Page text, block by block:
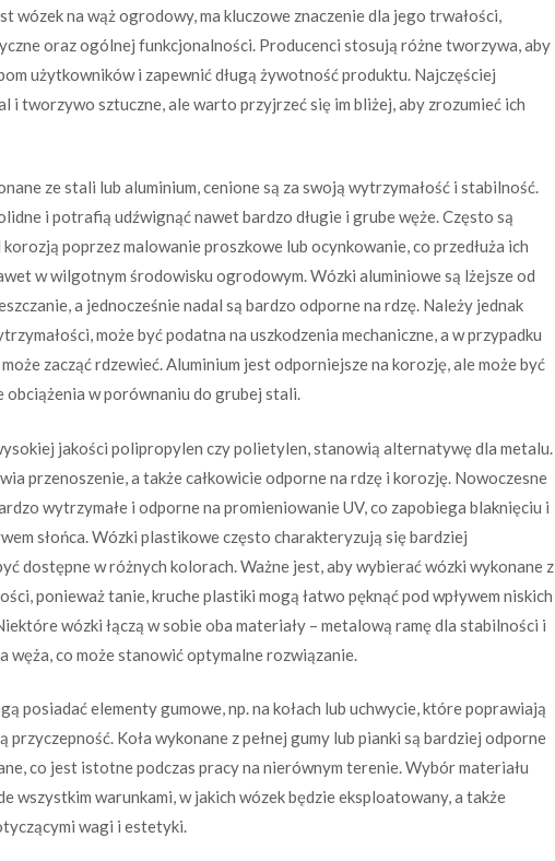
wózek na wąż ogrodowy, ma kluczowe znaczenie dla jego trwałości,
oraz ogólnej funkcjonalności. Producenci stosują różne tworzywa, aby
użytkowników i zapewnić długą żywotność produktu. Najczęściej
i tworzywo sztuczne, ale warto przyjrzeć się im bliżej, aby zrozumieć ich
ze stali lub aluminium, cenione są za swoją wytrzymałość i stabilność.
i potrafią udźwignąć nawet bardzo długie i grube węże. Często są
poprzez malowanie proszkowe lub ocynkowanie, co przedłuża ich
w wilgotnym środowisku ogrodowym. Wózki aluminiowe są lżejsze od
a jednocześnie nadal są bardzo odporne na rdzę. Należy jednak
może być podatna na uszkodzenia mechaniczne, a w przypadku
zacząć rdzewieć. Aluminium jest odporniejsze na korozję, ale może być
obciążenia w porównaniu do grubej stali.
jakości polipropylen czy polietylen, stanowią alternatywę dla metalu.
przenoszenie, a także całkowicie odporne na rdzę i korozję. Nowoczesne
wytrzymałe i odporne na promieniowanie UV, co zapobiega blaknięciu i
słońca. Wózki plastikowe często charakteryzują się bardziej
dostępne w różnych kolorach. Ważne jest, aby wybierać wózki wykonane z
ponieważ tanie, kruche plastiki mogą łatwo pęknąć pod wpływem niskich
wózki łączą w sobie oba materiały – metalową ramę dla stabilności i
co może stanowić optymalne rozwiązanie.
posiadać elementy gumowe, np. na kołach lub uchwycie, które poprawiają
Koła wykonane z pełnej gumy lub pianki są bardziej odporne
co jest istotne podczas pracy na nierównym terenie. Wybór materiału
wszystkim warunkami, w jakich wózek będzie eksploatowany, a także
wagi i estetyki.